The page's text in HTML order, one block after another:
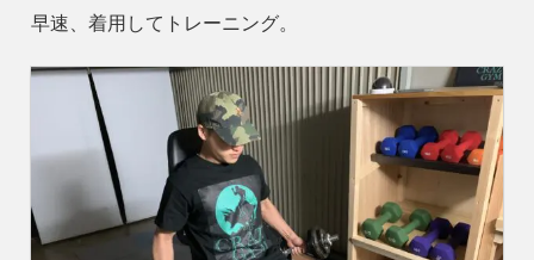
早速、着用してトレーニング。